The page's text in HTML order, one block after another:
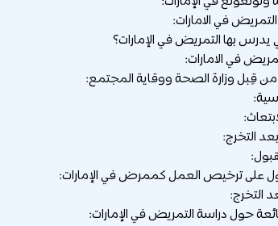
في الامارات:
يدرس بها التمريض في الإمارات؟
في الامارات:
قِبل وزارة الصحة ووقاية المجتمع:
التخرج:
على ترخيص العمل كممرض في الإمارات:
التخرج:
حول دراسة التمريض في الإمارات: